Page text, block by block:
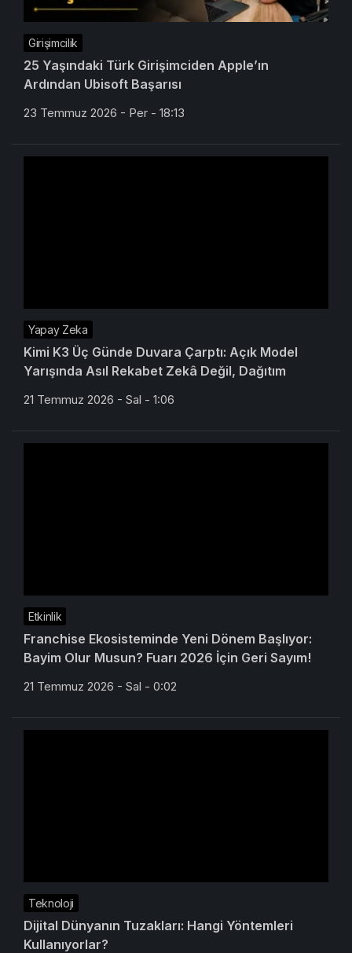
Girişimcilik
25 Yaşındaki Türk Girişimciden Apple’ın
Ardından Ubisoft Başarısı
23 Temmuz 2026 - Per - 18:13
Yapay Zeka
Kimi K3 Üç Günde Duvara Çarptı: Açık Model
Yarışında Asıl Rekabet Zekâ Değil, Dağıtım
21 Temmuz 2026 - Sal - 1:06
Etkinlik
Franchise Ekosisteminde Yeni Dönem Başlıyor:
Bayim Olur Musun? Fuarı 2026 İçin Geri Sayım!
21 Temmuz 2026 - Sal - 0:02
Teknoloji
Dijital Dünyanın Tuzakları: Hangi Yöntemleri
Kullanıyorlar?